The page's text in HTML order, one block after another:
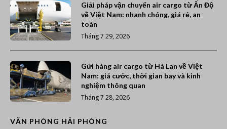
Giải pháp vận chuyển air cargo từ Ấn Độ
về Việt Nam: nhanh chóng, giá rẻ, an
toàn
Tháng 7 29, 2026
Gửi hàng air cargo từ Hà Lan về Việt
Nam: giá cước, thời gian bay và kinh
nghiệm thông quan
Tháng 7 28, 2026
VĂN PHÒNG HẢI PHÒNG